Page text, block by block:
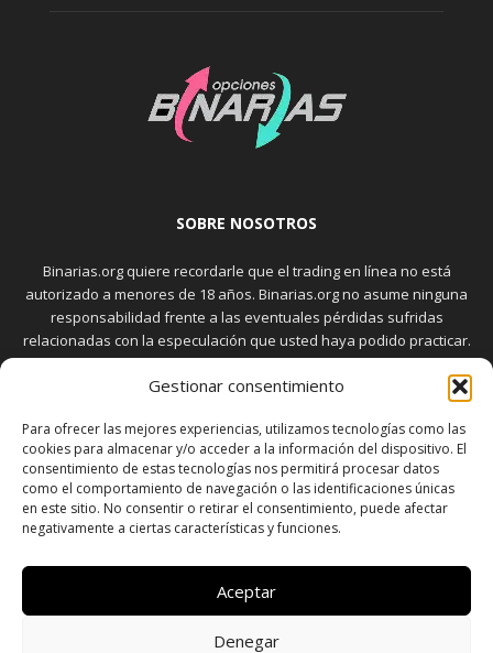
Gestionar consentimiento
Para ofrecer las mejores experiencias, utilizamos tecnologías como las
cookies para almacenar y/o acceder a la información del dispositivo. El
consentimiento de estas tecnologías nos permitirá procesar datos
como el comportamiento de navegación o las identificaciones únicas
en este sitio. No consentir o retirar el consentimiento, puede afectar
negativamente a ciertas características y funciones.
Aceptar
Denegar
SOBRE NOSOTROS
Binarias.org quiere recordarle que el trading en línea no está
autorizado a menores de 18 años. Binarias.org no asume ninguna
responsabilidad frente a las eventuales pérdidas sufridas
relacionadas con la especulación que usted haya podido practicar.
El trading en el mercado de opciones binarias implica riesgos
elevados. Usted debe conocer y aceptar estos riesgos, que
transacciones bursátiles.
SÍGUENOS